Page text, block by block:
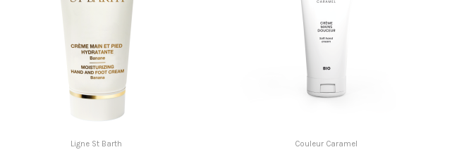
Ligne St Barth Couleur Caramel